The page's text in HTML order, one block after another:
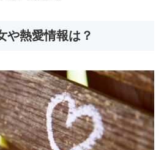
や熱愛情報は？